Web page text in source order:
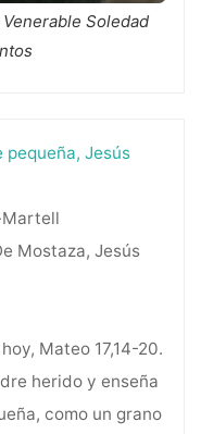
Soledad
pequeña, Jesús
Martell
Mostaza, Jesús
Mateo 17,14-20.
herido y enseña
como un grano